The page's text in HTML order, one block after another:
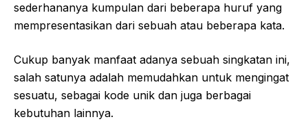
sederhananya kumpulan dari beberapa huruf yang
mempresentasikan dari sebuah atau beberapa kata.
Cukup banyak manfaat adanya sebuah singkatan ini,
salah satunya adalah memudahkan untuk mengingat
sesuatu, sebagai kode unik dan juga berbagai
kebutuhan lainnya.